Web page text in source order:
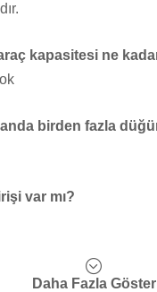
kapasitesi ne
birden fazla
var mı?
Daha Fazla Göster